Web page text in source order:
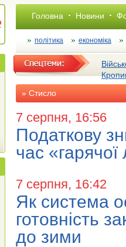
Головна Новини
політика економіка
Стисло
7 серпня, 16:56
Податкову
час
7 серпня, 16:42
Як система
готовність
до зими